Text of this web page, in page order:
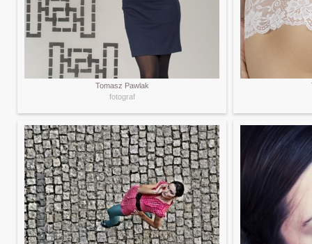
Tomasz Pawlak
fotograf